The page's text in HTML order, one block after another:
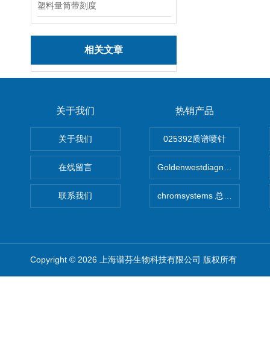
塑料量筒带刻度
相关文章
关于我们
关于我们
在线留言
联系我们
热销产品
025392质谱喷针
Goldenwestdiagnostics总代
chromsystems 总代理
Copyright © 2026 上海谱芬生物科技有限公司 版权所有